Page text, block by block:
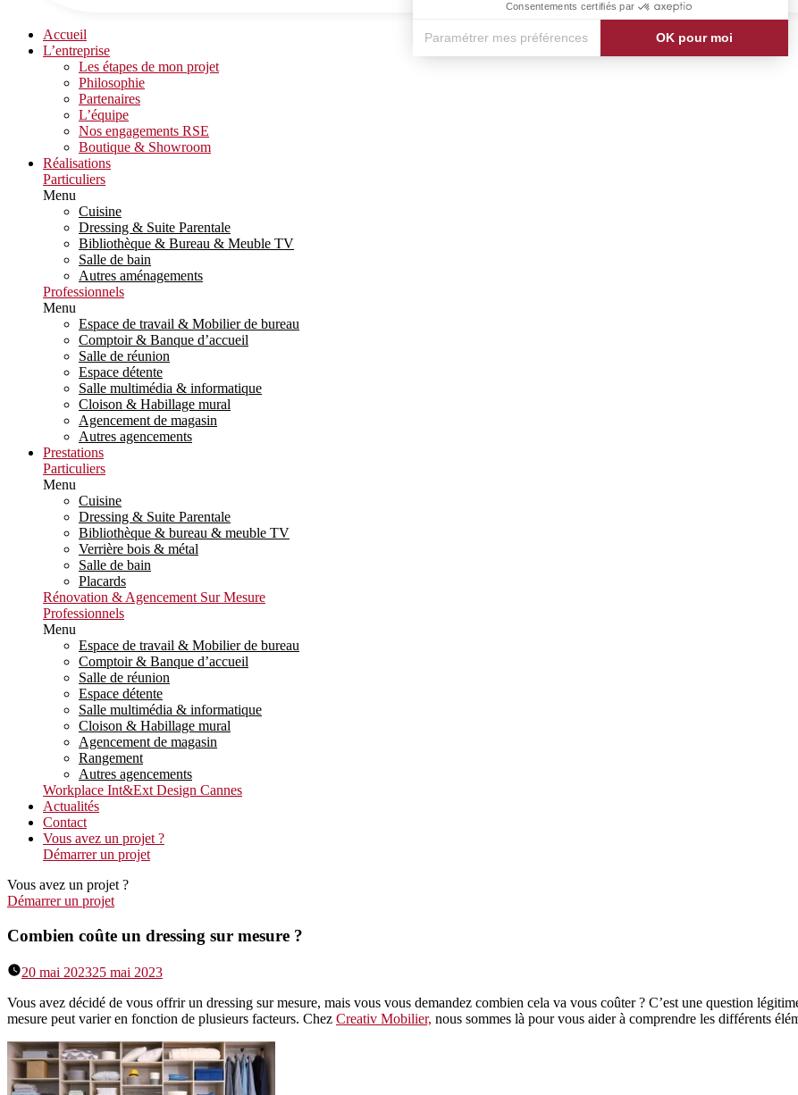
Accueil
L’entreprise
Les étapes de mon projet
Philosophie
Partenaires
L’équipe
Nos engagements RSE
Boutique & Showroom
Réalisations
Particuliers
Menu
Cuisine
Dressing & Suite Parentale
Bibliothèque & Bureau & Meuble TV
Salle de bain
Autres aménagements
Professionnels
Menu
Espace de travail & Mobilier de bureau
Comptoir & Banque d’accueil
Salle de réunion
Espace détente
Salle multimédia & informatique
Cloison & Habillage mural
Agencement de magasin
Autres agencements
Prestations
Particuliers
Menu
Cuisine
Dressing & Suite Parentale
Bibliothèque & bureau & meuble TV
Verrière bois & métal
Salle de bain
Placards
Rénovation & Agencement Sur Mesure
Professionnels
Menu
Espace de travail & Mobilier de bureau
Comptoir & Banque d’accueil
Salle de réunion
Espace détente
Salle multimédia & informatique
Cloison & Habillage mural
Agencement de magasin
Rangement
Autres agencements
Workplace Int&Ext Design Cannes
Actualités
Contact
Vous avez un projet ?
Démarrer un projet
Vous avez un projet ?
Démarrer un projet
Combien coûte un dressing sur mesure ?
20 mai 202325 mai 2023
Vous avez décidé de vous offrir un dressing sur mesure, mais vous vous demandez combien cela va vous coûter ? C’est une question
mesure peut varier en fonction de plusieurs facteurs. Chez Creativ Mobilier, nous sommes là pour vous aider à comprendre les différents